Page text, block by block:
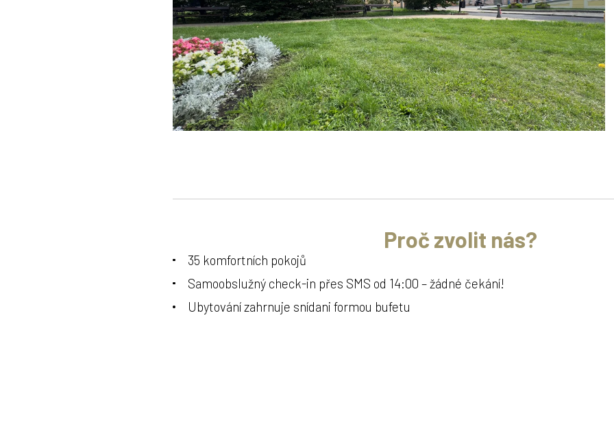
Proč zvolit nás?
35 komfortních pokojů
Samoobslužný check-in přes SMS od 14:00 – žádné čekání!
Ubytování zahrnuje snídani formou bufetu